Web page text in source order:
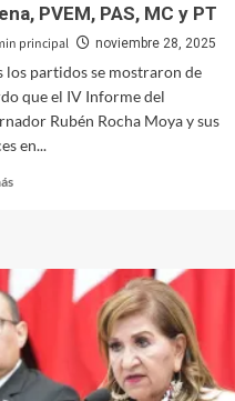
PVEM, PAS, MC y PT
principal noviembre 28, 2025
los partidos se mostraron de
que el IV Informe del
Rubén Rocha Moya y sus
en...
Leer
IV
Informe
de
Gobierno:
Morena,